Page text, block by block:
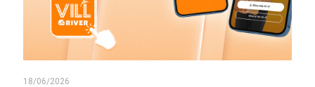
18/06/2026